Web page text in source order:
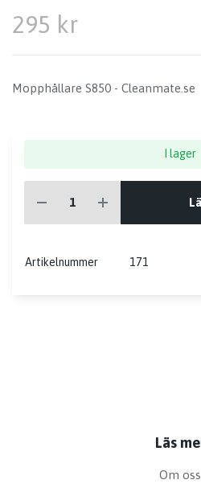
295 kr
Mopphållare S850 - Cleanmate.se
I lager
Artikelnummer 171
Läs
Om oss